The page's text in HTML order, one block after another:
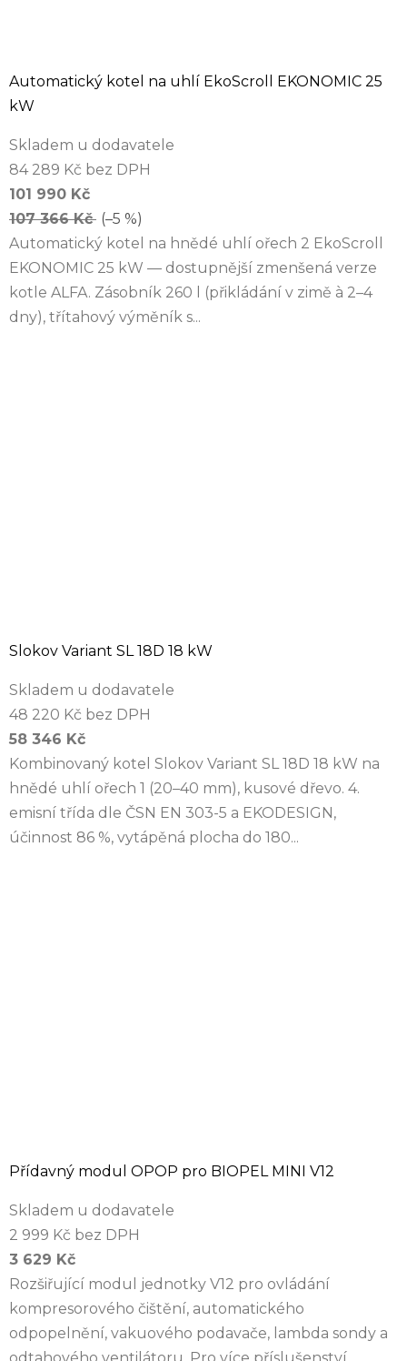
Automatický kotel na uhlí EkoScroll EKONOMIC 25
kW
Skladem u dodavatele
84 289 Kč bez DPH
101 990 Kč
107 366 Kč (–5 %)
Automatický kotel na hnědé uhlí ořech 2 EkoScroll
EKONOMIC 25 kW — dostupnější zmenšená verze
kotle ALFA. Zásobník 260 l (přikládání v zimě à 2–4
dny), třítahový výměník s...
Slokov Variant SL 18D 18 kW
Skladem u dodavatele
48 220 Kč bez DPH
58 346 Kč
Kombinovaný kotel Slokov Variant SL 18D 18 kW na
hnědé uhlí ořech 1 (20–40 mm), kusové dřevo. 4.
emisní třída dle ČSN EN 303-5 a EKODESIGN,
účinnost 86 %, vytápěná plocha do 180...
Přídavný modul OPOP pro BIOPEL MINI V12
Skladem u dodavatele
2 999 Kč bez DPH
3 629 Kč
Rozšiřující modul jednotky V12 pro ovládání
kompresorového čištění, automatického
odpopelnění, vakuového podavače, lambda sondy a